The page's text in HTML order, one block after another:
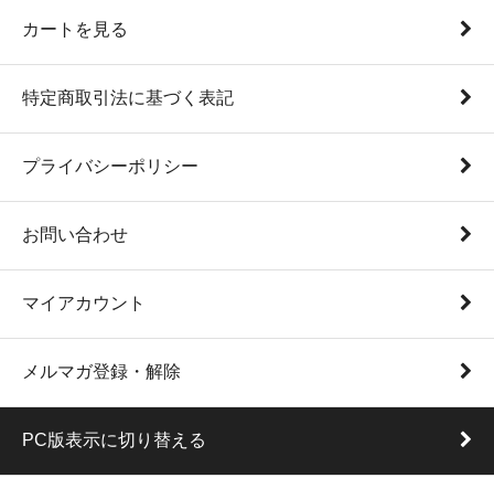
カートを見る
特定商取引法に基づく表記
プライバシーポリシー
お問い合わせ
マイアカウント
メルマガ登録・解除
PC版表示に切り替える